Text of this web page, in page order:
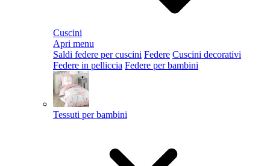
Cuscini
Apri menu
Saldi federe per cuscini Federe Cuscini decorativi
Federe in pelliccia Federe per bambini
Tessuti per bambini